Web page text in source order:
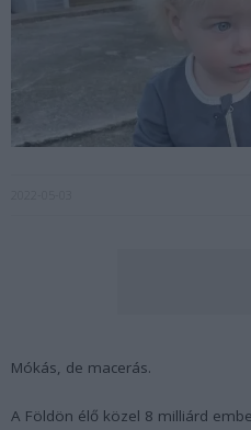
Mókás, de macerás.
A Földön élő közel 8 milliárd